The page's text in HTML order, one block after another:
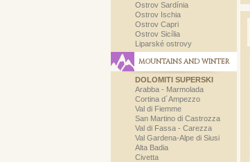
Ostrov Sardínia
Ostrov Ischia
Ostrov Capri
Ostrov Sicília
Liparské ostrovy
MOUNTAINS AND WINTER
DOLOMITI SUPERSKI
Arabba - Marmolada
Cortina d´Ampezzo
Val di Fiemme
San Martino di Castrozza
Val di Fassa - Carezza
Val Gardena-Alpe di Siusi
Alta Badia
Civetta